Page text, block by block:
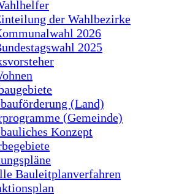
der Wahlbezirke
2026
2025
(Land)
(Gemeinde)
Konzept
Bauleitplanverfahren